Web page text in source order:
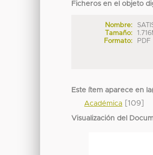
Ficheros en el objeto
Nombre:
Tamaño:
Formato:
PDF
Este ítem aparece en
Académica [109]
Visualización del